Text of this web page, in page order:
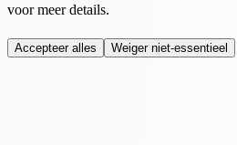
voor meer details.
Accepteer alles Weiger niet-essentieel